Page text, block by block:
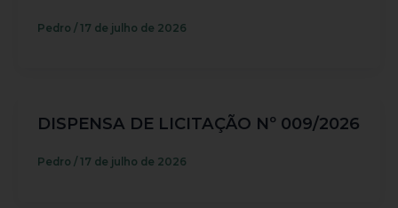
Pedro / 17 de julho de 2026
DISPENSA DE LICITAÇÃO Nº 009/2026
Pedro / 17 de julho de 2026